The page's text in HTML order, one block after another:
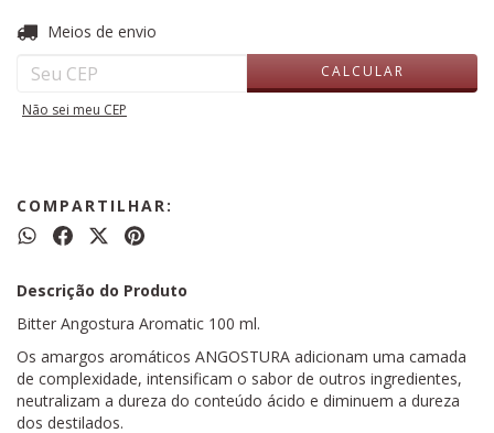
Entregas para o CEP:
Meios de envio
CALCULAR
Não sei meu CEP
COMPARTILHAR:
Descrição do Produto
Bitter Angostura Aromatic 100 ml.
Os amargos aromáticos ANGOSTURA adicionam uma camada
de complexidade, intensificam o sabor de outros ingredientes,
neutralizam a dureza do conteúdo ácido e diminuem a dureza
dos destilados.